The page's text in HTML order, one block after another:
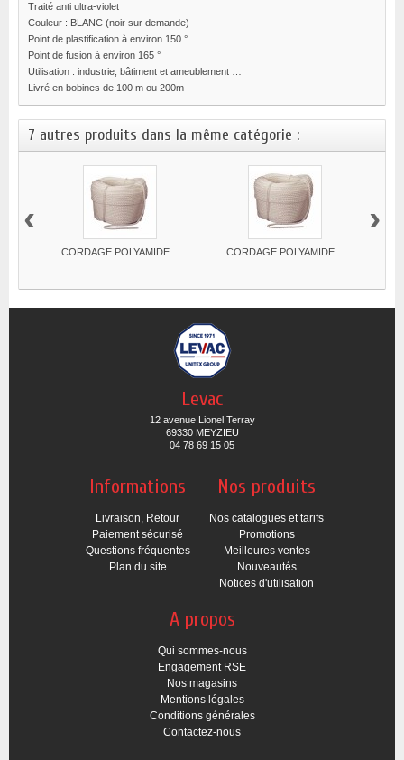
Traité anti ultra-violet
Couleur : BLANC (noir sur demande)
Point de plastification à environ 150 °
Point de fusion à environ 165 °
Utilisation : industrie, bâtiment et ameublement …
Livré en bobines de 100 m ou 200m
7 autres produits dans la même catégorie :
CORDAGE POLYAMIDE... CORDAGE POLYAMIDE...
‹ ›
Levac
12 avenue Lionel Terray
69330 MEYZIEU
04 78 69 15 05
Informations
Livraison, Retour
Paiement sécurisé
Questions fréquentes
Plan du site
Nos produits
Nos catalogues et tarifs
Promotions
Meilleures ventes
Nouveautés
Notices d'utilisation
A propos
Qui sommes-nous
Engagement RSE
Nos magasins
Mentions légales
Conditions générales
Contactez-nous